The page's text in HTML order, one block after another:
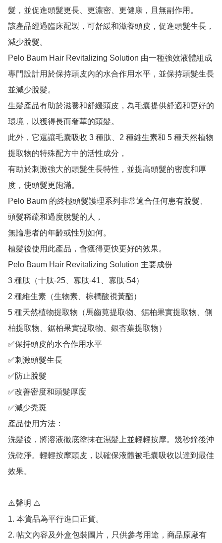
髮，並促進頭髮更長、更濃密、更健康，且無副作用。
該產品經過臨床配製，可舒緩和滋養頭皮，促進頭髮生長，
減少脫髮。
Pelo Baum Hair Revitalizing Solution 由一種強效液體組成
專門設計用於保持頭皮內的水合作用水平，並保持頭髮生長
並減少脫髮。
生髮產品有助於滋養和舒緩頭皮，為毛囊提供舒適和更好的
環境，以獲得長而奢華的頭髮。
此外，它還讓毛囊吸收 3 種肽、2 種維生素和 5 種天然植物
提取物的特殊配方中的活性成分，
有助於刺激強大的頭髮生長特性，並提高頭髮的密度和厚
度，使頭髮更飽滿。
Pelo Baum 的終極頭髮護理系列非常適合任何患有脫髮、
頭髮稀疏和過度脫髮的人，
無論患者的年齡或性別如何。
植髮後使用此產品，會獲得更快更好的效果。
Pelo Baum Hair Revitalizing Solution 主要成份
3 種肽（十肽-25、寡肽-41、寡肽-54）
2 種維生素（生物素、棕櫚酸視黃酯）
5 種天然植物提取物（馬齒莧提取物、鋸柏果實提取物、側
柏提取物、鋸柏果實提取物、銀杏葉提取物）
✅保持頭皮的水合作用水平
✅刺激頭髮生長
✅防止脫髮
✅改善密度和頭髮厚度
✅減少禿斑
產品使用方法：
洗髮後，將溶液徹底塗抹在濕髮上並輕輕按摩。幾秒鐘後沖
洗乾淨。輕輕按摩頭皮，以確保液體被毛囊吸收以達到最佳
效果。
⚠️聲明 ⚠️
1. 本貨品為平行進口正貨。
2. 帖文內容及外盒包裝圖片，只供參考用途，商品原廠有